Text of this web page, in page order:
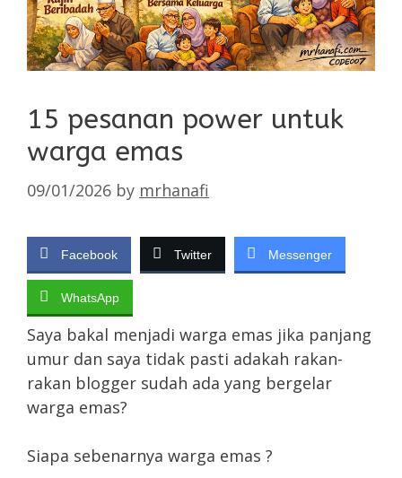
15 pesanan power untuk
warga emas
09/01/2026 by mrhanafi
Facebook Twitter Messenger
WhatsApp
Saya bakal menjadi warga emas jika panjang
umur dan saya tidak pasti adakah rakan-
rakan blogger sudah ada yang bergelar
warga emas?
Siapa sebenarnya warga emas ?